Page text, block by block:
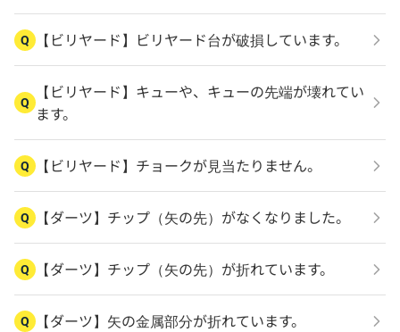
Q 【ビリヤード】ビリヤード台が破損しています。
Q
【ビリヤード】キューや、キューの先端が壊れてい
ます。
Q 【ビリヤード】チョークが見当たりません。
Q 【ダーツ】チップ（矢の先）がなくなりました。
Q 【ダーツ】チップ（矢の先）が折れています。
Q 【ダーツ】矢の金属部分が折れています。